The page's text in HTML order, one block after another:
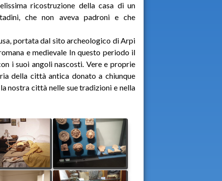
ricostruzione della casa di un
che non aveva padroni e che
portata dal sito archeologico di Arpi
e medievale In questo periodo il
i suoi angoli nascosti. Vere e proprie
della città antica donato a chiunque
nostra città nelle sue tradizioni e nella